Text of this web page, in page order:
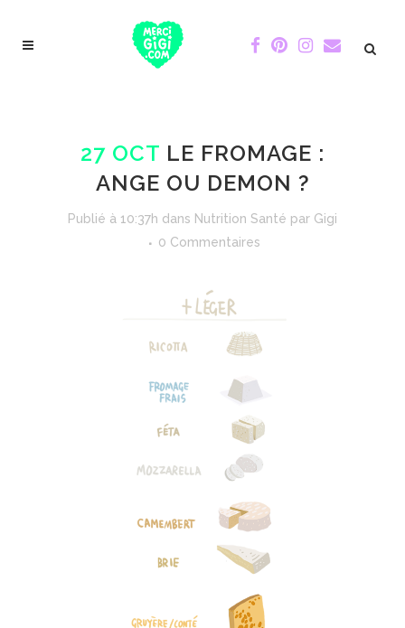
27 OCT LE FROMAGE :
ANGE OU DEMON ?
Publié à 10:37h dans Nutrition Santé par Gigi
0 Commentaires